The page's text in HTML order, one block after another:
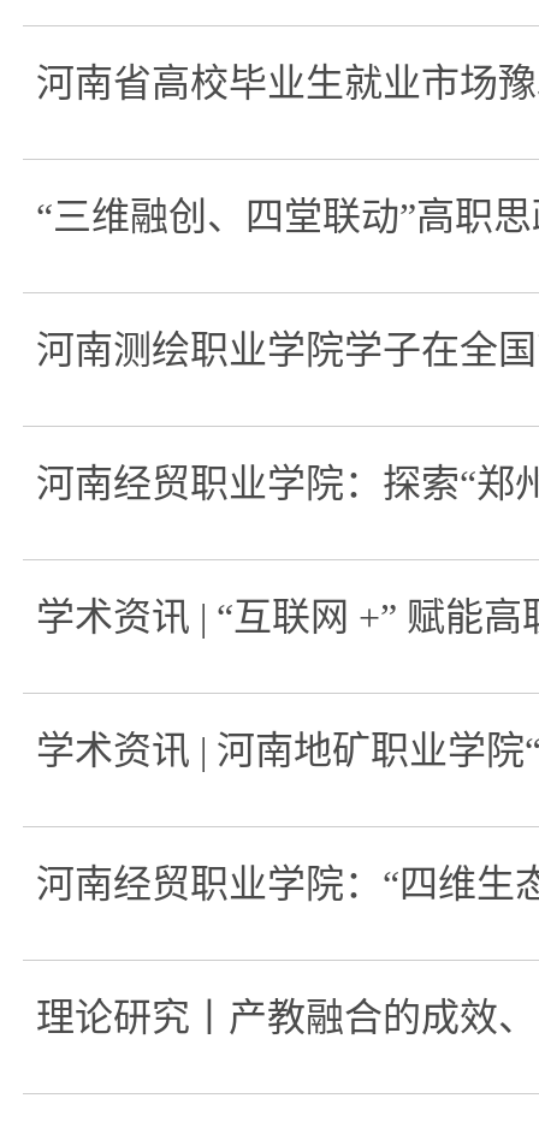
河南省高校毕业生就业市场
“三维融创、四堂联动”高职
河南测绘职业学院学子在全
河南经贸职业学院：探索“郑
学术资讯 | “互联网 +” 赋能
学术资讯 | 河南地矿职业学
河南经贸职业学院：“四维生
理论研究丨产教融合的成效